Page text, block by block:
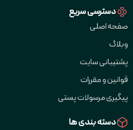
دسترسی سریع
صفحه اصلی
وبلاگ
پشتیبانی سایت
قوانین و مقررات
پیگیری مرسولات پستی
دسته بندی ها